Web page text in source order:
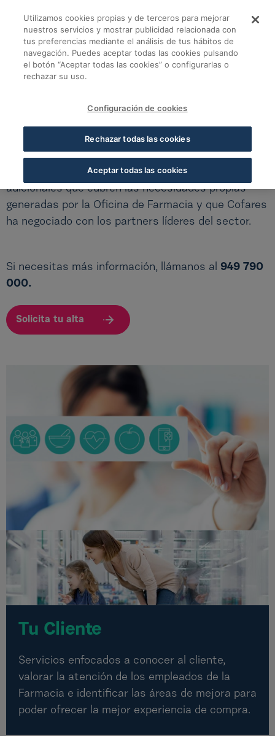
Cofares Soluciones
Cofares Soluciones
Soluciones para tu Farmacia
Todo lo que necesitas para gestionar tu
Cofares Soluciones es un abanico de servicios
adicionales que cubren las necesidades propias
generadas por la Oficina de Farmacia y que Cofares
ha negociado con los partners líderes del sector.
Si necesitas más información, llámanos al 949 790
000.
Solicita tu alta
Tu Cliente
Servicios enfocados a conocer al cliente,
valorar la atención de los empleados de la
Farmacia e identificar las áreas de mejora para
poder ofrecer la mejor experiencia de compra.
Utilizamos cookies propias y de terceros para mejorar
nuestros servicios y mostrar publicidad relacionada con
tus preferencias mediante el análisis de tus hábitos de
navegación. Puedes aceptar todas las cookies pulsando
el botón “Aceptar todas las cookies” o configurarlas o
rechazar su uso.
Configuración de cookies
Rechazar todas las cookies
Aceptar todas las cookies